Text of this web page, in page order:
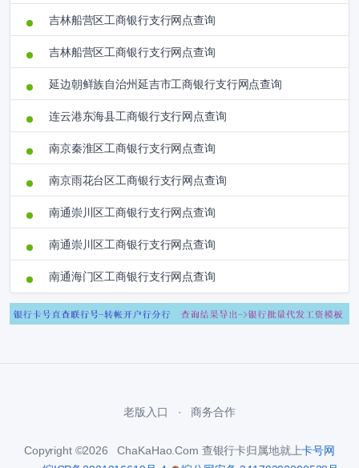
吉林船营区工商银行支行网点查询
吉林船营区工商银行支行网点查询
延边朝鲜族自治州延吉市工商银行支行网点查询
连云港东海县工商银行支行网点查询
南京秦淮区工商银行支行网点查询
南京雨花台区工商银行支行网点查询
南通崇川区工商银行支行网点查询
南通崇川区工商银行支行网点查询
南通海门区工商银行支行网点查询
老版入口 商务合作
Copyright ©2026 ChaKaHao.Com 查银行卡归属地就上卡号网